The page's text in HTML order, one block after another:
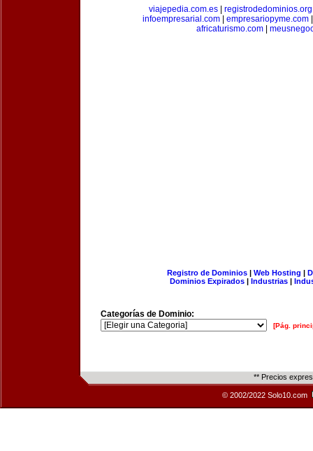
viajepedia.com.es| registrodedominios.org
infoempresarial.com| empresariopyme.com
africaturismo.com|
Registro de Dominios| Web Hosting |
Dominios Expirados | Industrias |
Categorías de Dominio:
[Pág.
** Precios
© 2002/2022 Solo10.com